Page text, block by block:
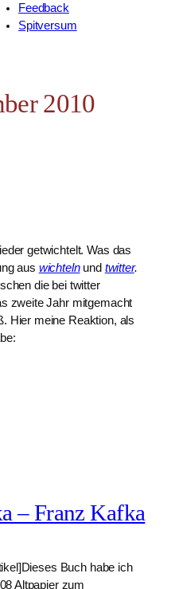
Feedback
Spitversum
2010
getwichtelt. Was das
aus wichtelnund twitter.
die bei twitter
zweite Jahr mitgemacht
Hier meine Reaktion, als
– Franz Kafka
Buch habe ich
Altpapier zum